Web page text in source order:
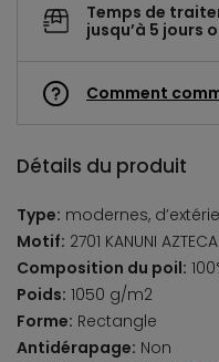
Temps de
jusqu’à 5 jours
Comment
Détails du produit
Type: modernes,
Motif: 2701 KANUNI AZTECA
Composition du poil:
Poids: 1050 g/m2
Forme: Rectangle
Antidérapage: Non